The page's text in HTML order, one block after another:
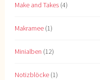
Make and Takes (4)
Makramee (1)
Minialben (12)
Notizblöcke (1)